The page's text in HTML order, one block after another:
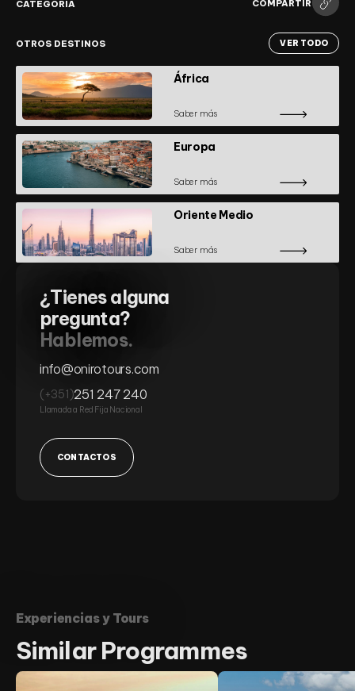
¿Tienes alguna
pregunta?
Hablemos.
info@onirotours.com
(+351)251 247 240
Llamada a Red Fija Nacional
CONTACTOS
CATEGORÍA COMPARTIR
OTROS DESTINOS VER TODO
África
Saber más
Europa
Saber más
Oriente Medio
Saber más
Experiencias y Tours
SimilarProgrammes